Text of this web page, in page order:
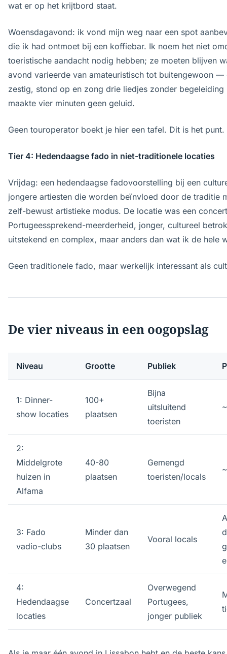
wat er op het krijtbord staat.
Woensdagavond: ik vond mijn weg naar een spot
die ik had ontmoet bij een koffiebar. Ik noem het niet
toeristische aandacht nodig hebben; ze moeten blijven
avond varieerde van amateuristisch tot buitengewoon —
zestig, stond op en zong drie liedjes zonder
maakte vier minuten geen geluid.
Geen touroperator boekt je hier een tafel. Dit is het punt.
Tier 4: Hedendaagse fado in niet-traditionele locaties
Vrijdag: een hedendaagse fadovoorstelling bij een
jongere artiesten die worden beïnvloed door de traditie
zelf-bewust artistieke modus. De locatie was een
Portugeessprekend-meerderheid, jonger, cultureel
uitstekend en complex, maar anders dan wat ik de hele
Geen traditionele fado, maar werkelijk interessant als
De vier niveaus in een oogopslag
Niveau Grootte Publiek
1: Dinner-
show locaties
100+
plaatsen
Bijna
uitsluitend
toeristen
2:
Middelgrote
huizen in
Alfama
40-80
plaatsen
Gemengd
toeristen/locals
3: Fado
vadio-clubs
Minder dan
30 plaatsen
Vooral locals
4:
Hedendaagse
locaties
Concertzaal
Overwegend
Portugees,
jonger publiek